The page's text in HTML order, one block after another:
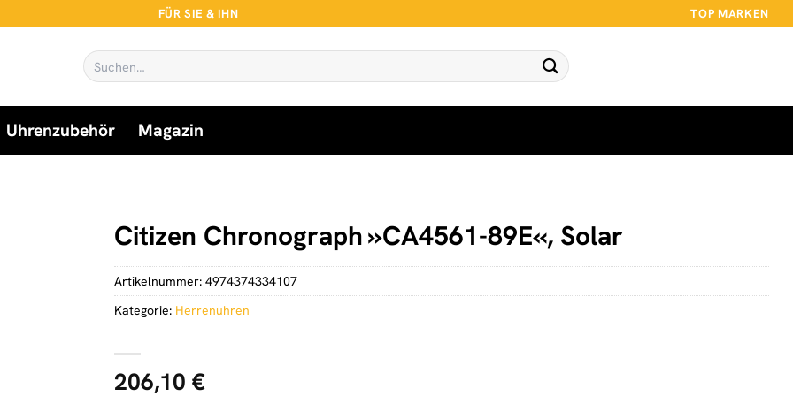
FÜR SIE & IHN TOP MARKEN
Suchen
nach:
Uhrenzubehör Magazin
Citizen Chronograph »CA4561-89E«, Solar
206,10 €
Artikelnummer: 4974374334107
Kategorie: Herrenuhren